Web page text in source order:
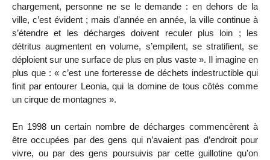
chargement, personne ne se le demande : en dehors de la
ville, c’est évident ; mais d’année en année, la ville continue à
s’étendre et les décharges doivent reculer plus loin ; les
détritus augmentent en volume, s’empilent, se stratifient, se
déploient sur une surface de plus en plus vaste ». Il imagine en
plus que : « c’est une forteresse de déchets indestructible qui
finit par entourer Leonia, qui la domine de tous côtés comme
un cirque de montagnes ».
En 1998 un certain nombre de décharges commencèrent à
être occupées par des gens qui n’avaient pas d’endroit pour
vivre, ou par des gens poursuivis par cette guillotine qu’on